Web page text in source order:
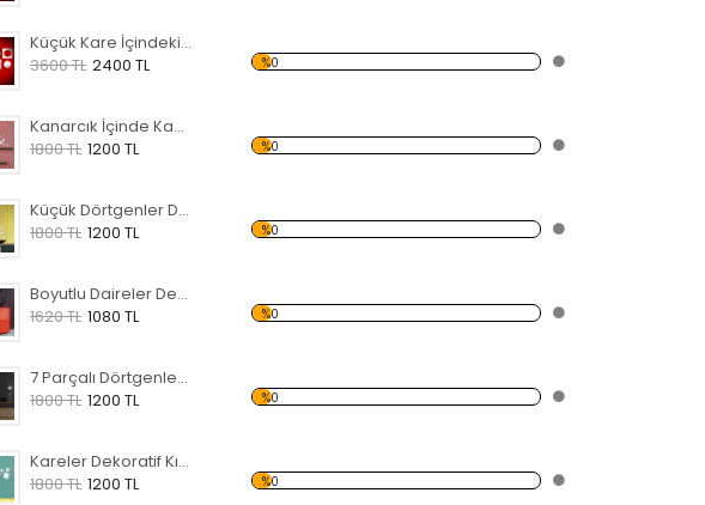
Küçük Kare İçindeki Daireler Dekoratif Kırılmaz Ayna
3600 TL 2400 TL %0
Kanarcık İçinde Kabarcıklar Dekoratif Kırılmaz Ayna
1800 TL 1200 TL %0
Küçük Dörtgenler Dekoratif Kırılmaz Ayna
1800 TL 1200 TL %0
Boyutlu Daireler Dekoratif Kırılmaz Ayna
1620 TL 1080 TL %0
7 Parçalı Dörtgenler ve Daire Dekoratif Kırılmaz Ayna
1800 TL 1200 TL %0
Kareler Dekoratif Kırılmaz Ayna
1800 TL 1200 TL %0